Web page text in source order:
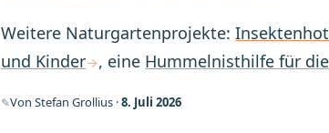
Weitere Naturgartenprojekte:
und Kinder
, eine Hummelnisthilfe für
Von Stefan Grollius ·8. Juli 2026